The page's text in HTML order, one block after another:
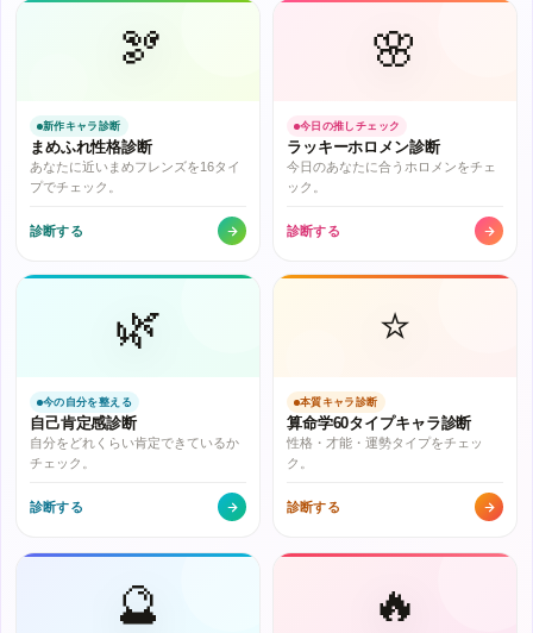
🫘
新作キャラ診断
まめふれ性格診断
あなたに近いまめフレンズを16タイ
プでチェック。
診断する
🌸
今日の推しチェック
ラッキーホロメン診断
今日のあなたに合うホロメンをチェ
ック。
診断する
🌿
今の自分を整える
自己肯定感診断
自分をどれくらい肯定できているか
チェック。
診断する
⭐
本質キャラ診断
算命学60タイプキャラ診断
性格・才能・運勢タイプをチェッ
ク。
診断する
🔮 🔥